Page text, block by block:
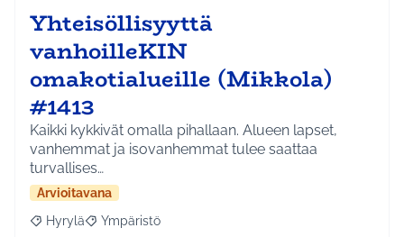
Yhteisöllisyyttä
vanhoilleKIN
omakotialueille (Mikkola)
#1413
Kaikki kykkivät omalla pihallaan. Alueen lapset,
vanhemmat ja isovanhemmat tulee saattaa
turvallises…
Arvioitavana
Rajaa tulokset aihepiirin mukaan: Hyrylä
Hyrylä Rajaa tulokset teeman mukaan: Ympäristö
Ympäristö